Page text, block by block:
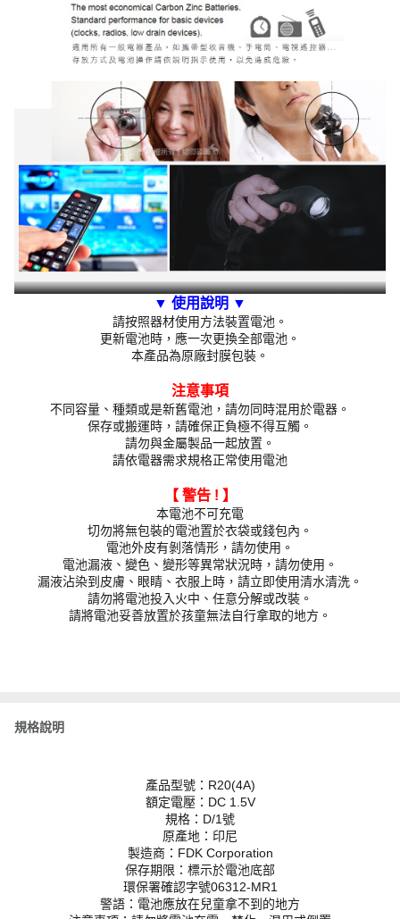
▼ 使用說明 ▼
請按照器材使用方法裝置電池。
更新電池時，應一次更換全部電池。
本產品為原廠封膜包裝。
注意事項
不同容量、種類或是新舊電池，請勿同時混用於電器。
保存或搬運時，請確保正負極不得互觸。
請勿與金屬製品一起放置。
請依電器需求規格正常使用電池
【 警告 ! 】
本電池不可充電
切勿將無包裝的電池置於衣袋或錢包內。
電池外皮有剝落情形，請勿使用。
電池漏液、變色、變形等異常狀況時，請勿使用。
漏液沾染到皮膚、眼睛、衣服上時，請立即使用清水清洗。
請勿將電池投入火中、任意分解或改裝。
請將電池妥善放置於孩童無法自行拿取的地方。
規格說明
產品型號：R20(4A)
額定電壓：DC 1.5V
規格：D/1號
原產地：印尼
製造商：FDK Corporation
保存期限：標示於電池底部
環保署確認字號06312-MR1
警語：電池應放在兒童拿不到的地方